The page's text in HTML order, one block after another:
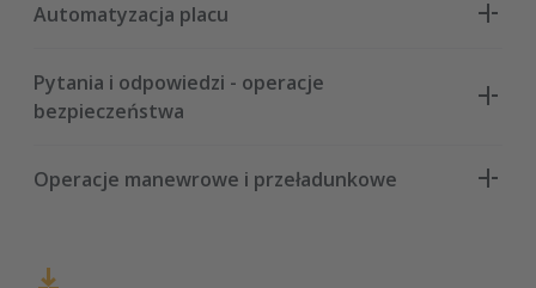
Automatyzacja placu
Pytania i odpowiedzi - operacje
bezpieczeństwa
Operacje manewrowe i przeładunkowe